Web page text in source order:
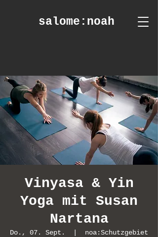
salome :noah
Vinyasa & Yin
Yoga mit Susan
Nartana
Do., 07. Sept. noa:Schutzgebiet